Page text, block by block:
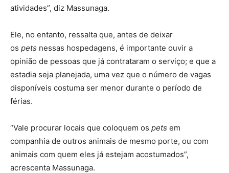
atividades”, diz Massunaga.
Ele, no entanto, ressalta que, antes de deixar
os pets nessas hospedagens, é importante ouvir a
opinião de pessoas que já contrataram o serviço; e que a
estadia seja planejada, uma vez que o número de vagas
disponíveis costuma ser menor durante o período de
férias.
“Vale procurar locais que coloquem os pets em
companhia de outros animais de mesmo porte, ou com
animais com quem eles já estejam acostumados”,
acrescenta Massunaga.